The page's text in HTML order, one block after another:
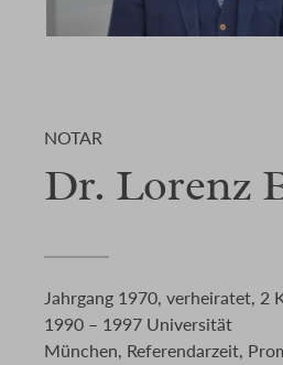
NOTAR
Dr. Lorenz
Jahrgang 1970, verheiratet, 2
1990 – 1997 Universität
München, Referendarzeit,